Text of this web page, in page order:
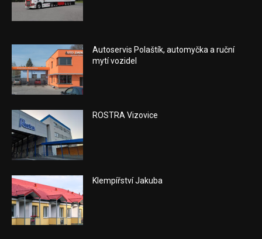
Autoservis Polaštík, automyčka a ruční
mytí vozidel
ROSTRA Vizovice
Klempířství Jakuba